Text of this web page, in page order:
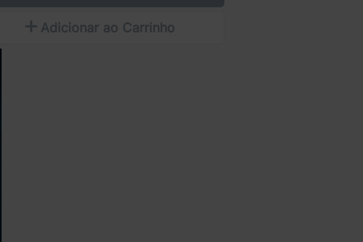
Adicionar ao Carrinho